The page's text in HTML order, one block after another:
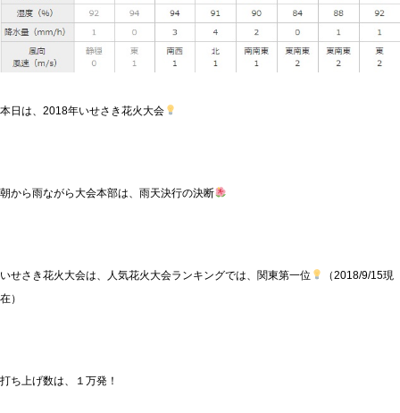
本日は、2018年いせさき花火大会
朝から雨ながら大会本部は、雨天決行の決断
いせさき花火大会は、人気花火大会ランキングでは、関東第一位
（2018/9/15現
在）
打ち上げ数は、１万発！